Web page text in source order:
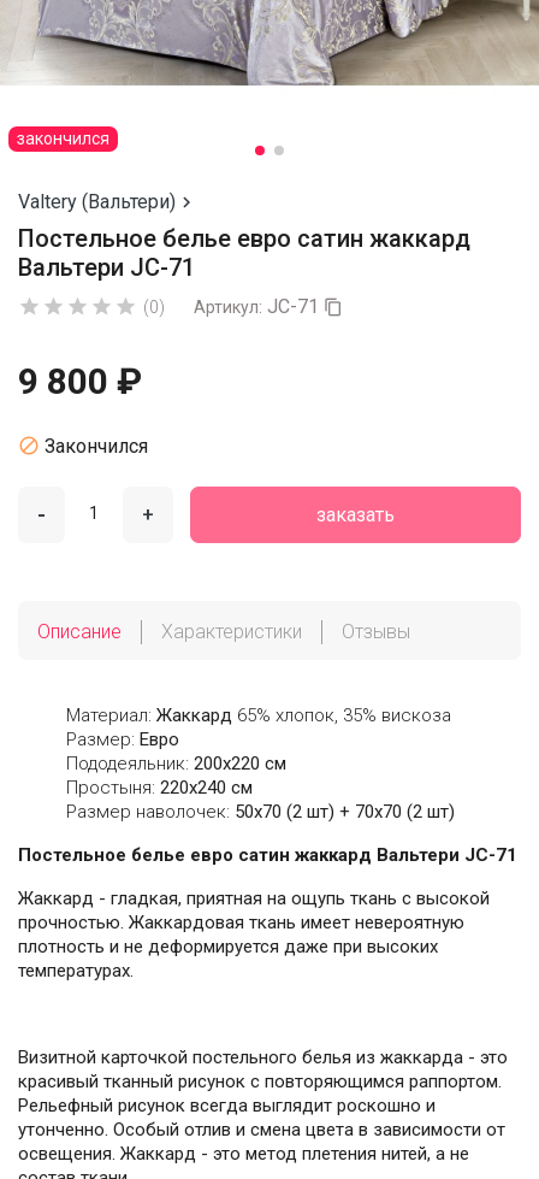
закончился
Valtery (Вальтери) 
Постельное белье евро сатин жаккард
Вальтери JC-71
     (0) Артикул: JC-71 
9 800 ₽
 Закончился
- + заказать
Описание Характеристики Отзывы
Материал: Жаккард 65% хлопок, 35% вискоза
Размер: Евро
Пододеяльник: 200х220 см
Простыня: 220х240 см
Размер наволочек: 50x70 (2 шт) + 70x70 (2 шт)
Постельное белье евро сатин жаккард Вальтери JC-71
Жаккард - гладкая, приятная на ощупь ткань с высокой
прочностью. Жаккардовая ткань имеет невероятную
плотность и не деформируется даже при высоких
температурах.
Визитной карточкой постельного белья из жаккарда - это
красивый тканный рисунок с повторяющимся раппортом.
Рельефный рисунок всегда выглядит роскошно и
утонченно. Особый отлив и смена цвета в зависимости от
освещения. Жаккард - это метод плетения нитей, а не